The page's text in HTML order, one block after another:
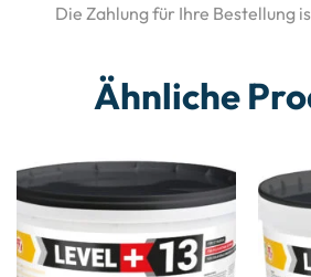
Die Zahlung für Ihre Bestellung
Ähnliche